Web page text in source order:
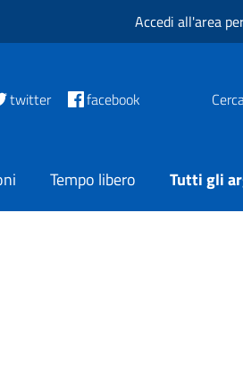
Accedi all'area
twitter facebook
Tempo libero Tutti gli